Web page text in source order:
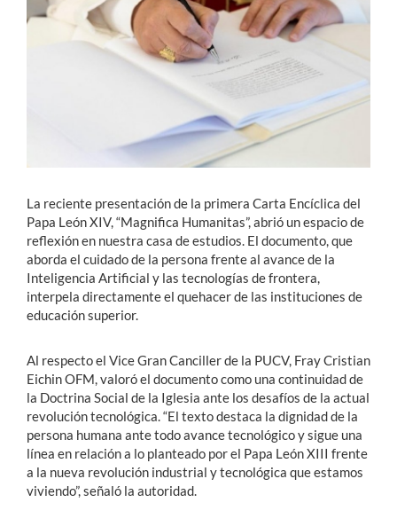
Estudiantes
Académicos
La reciente presentación de la primera Carta Encíclica del
Papa León XIV, “Magnifica Humanitas”, abrió un espacio de
reflexión en nuestra casa de estudios. El documento, que
aborda el cuidado de la persona frente al avance de la
Inteligencia Artificial y las tecnologías de frontera,
interpela directamente el quehacer de las instituciones de
educación superior.
Al respecto el Vice Gran Canciller de la PUCV, Fray Cristian
Eichin OFM, valoró el documento como una continuidad de
la Doctrina Social de la Iglesia ante los desafíos de la actual
revolución tecnológica. “El texto destaca la dignidad de la
persona humana ante todo avance tecnológico y sigue una
línea en relación a lo planteado por el Papa León XIII frente
a la nueva revolución industrial y tecnológica que estamos
viviendo”, señaló la autoridad.